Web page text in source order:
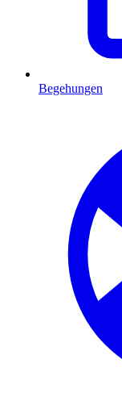
Begehungen